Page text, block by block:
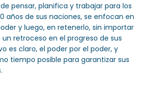
pensar, planifica y trabajar para los
años de sus naciones, se enfocan en
y luego, en retenerlo, sin importar
retroceso en el progreso de sus
es claro, el poder por el poder, y
tiempo posible para garantizar sus